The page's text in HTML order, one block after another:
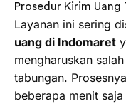
Prosedur Kirim Uang
Layanan ini sering
uang di Indomaret
mengharuskan
tabungan.
beberapa menit